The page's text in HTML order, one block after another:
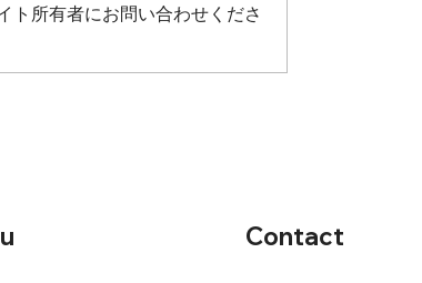
児玉ケイト
【チラシ制作】株式会社
ト所有者にお問い合わせくださ
Contact